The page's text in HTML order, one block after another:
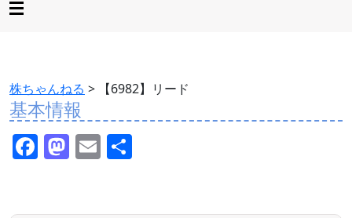
株ちゃんねる > 【6982】リード
基本情報
F M E